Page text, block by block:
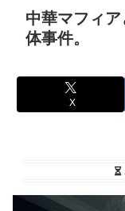
中華マフィ
体事件。
X